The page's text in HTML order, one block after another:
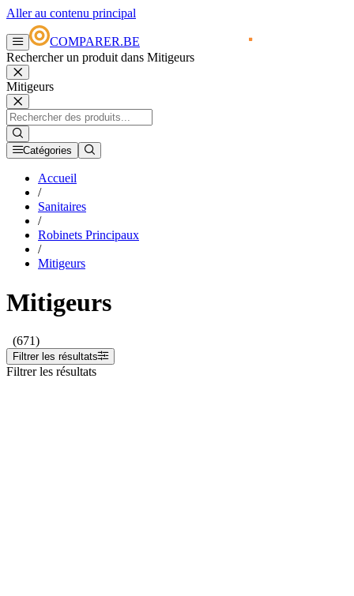
Aller au contenu principal
COMPARER.BE
Rechercher un produit dans Mitigeurs
Mitigeurs
Catégories
Accueil
/
Sanitaires
/
Robinets Principaux
/
Mitigeurs
Mitigeurs
(671)
Filtrer les résultats
Filtrer les résultats